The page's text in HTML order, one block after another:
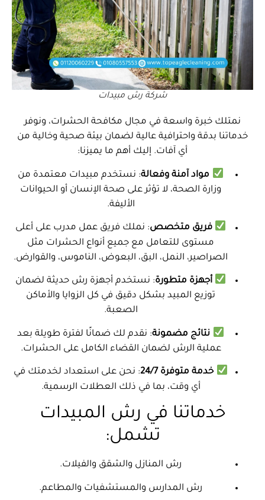
شركة رش مبيدات
نمتلك خبرة واسعة في مجال مكافحة الحشرات، ونوفر
خدماتنا بدقة واحترافية عالية لضمان بيئة صحية وخالية من
أي آفات. إليك أهم ما يميزنا:
مواد آمنة وفعالة: نستخدم مبيدات معتمدة من
وزارة الصحة، لا تؤثر على صحة الإنسان أو الحيوانات
الأليفة.
فريق متخصص: نملك فريق عمل مدرب على أعلى
مستوى للتعامل مع جميع أنواع الحشرات مثل
الصراصير، النمل، البق، البعوض، الناموس، والقوارض.
أجهزة متطورة: نستخدم أجهزة رش حديثة لضمان
توزيع المبيد بشكل دقيق في كل الزوايا والأماكن
الصعبة.
نتائج مضمونة: نقدم لك ضمانًا لفترة طويلة بعد
عملية الرش لضمان القضاء الكامل على الحشرات.
خدمة متوفرة 24/7
: نحن على استعداد لخدمتك في
أي وقت، بما في ذلك العطلات الرسمية.
خدماتنا في رش المبيدات
تشمل:
رش المنازل والشقق والفيلات.
رش المدارس والمستشفيات والمطاعم.